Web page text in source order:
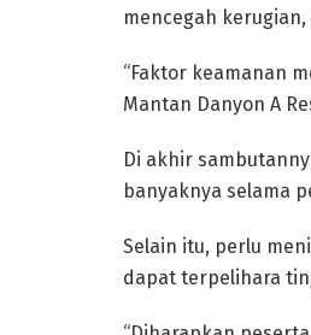
mencegah
“Faktor keamanan
Mantan Danyon A
Di akhir
banyaknya selama
Selain itu, perlu
dapat terpelihara